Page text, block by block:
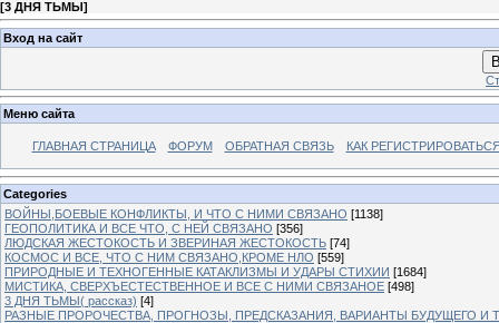
[3 ДНЯ ТЬМЫ]
Вход на сайт
Меню сайта
ГЛАВНАЯ СТРАНИЦА ФОРУМ ОБРАТНАЯ СВЯЗЬ КАК
Categories
ВОЙНЫ,БОЕВЫЕ КОНФЛИКТЫ, И ЧТО С НИМИ СВЯЗАНО [1138]
ГЕОПОЛИТИКА И ВСЕ ЧТО, С НЕЙ СВЯЗАНО [356]
ЛЮДСКАЯ ЖЕСТОКОСТЬ И ЗВЕРИНАЯ ЖЕСТОКОСТЬ [74]
КОСМОС И ВСЕ, ЧТО С НИМ СВЯЗАНО,КРОМЕ НЛО [559]
ПРИРОДНЫЕ И ТЕХНОГЕННЫЕ КАТАКЛИЗМЫ И УДАРЫ СТИХИИ [1684]
МИСТИКА, СВЕРХЪЕСТЕСТВЕННОЕ И ВСЕ С НИМИ СВЯЗАНОЕ [498]
3 ДНЯ ТЬМЫ( рассказ) [4]
РАЗНЫЕ ПРОРОЧЕСТВА, ПРОГНОЗЫ, ПРЕДСКАЗАНИЯ, ВАРИАНТЫ БУДУЩЕГО И